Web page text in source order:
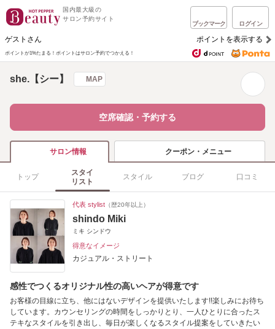
国内最大級の
サロン予約サイト
ブックマーク ログイン
ゲストさん ポイントを表示する
ポイントが1%たまる！ ポイントはサロン予約でつかえる！
she.【シー】 MAP
空席確認・予約する
サロン情報 クーポン・メニュー
トップ
スタイ
リスト
スタイル ブログ 口コミ
代表 stylist （歴20年以上）
shindo Miki
ミキ シンドウ
得意なイメージ
カジュアル・ストリート
感性でつくるオリジナル性の高いヘアが得意です
お客様の目線に立ち、他にはないデザインを提供いたします!!楽しみにお待ち
しています。カウンセリングの時間をしっかりとり、一人ひとりに合ったス
テキなスタイルを引き出し、毎日が楽しくなるスタイル提案をしていきたい